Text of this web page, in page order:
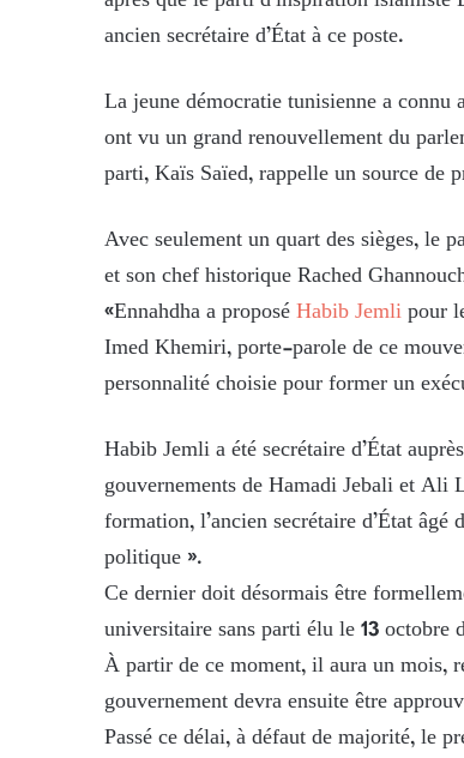
ancien secrétaire d’État à ce poste.
La jeune démocratie tunisienne a
ont vu un grand renouvellement du
parti, Kaïs Saïed, rappelle un source de
Avec seulement un quart des sièges, le
et son chef historique Rached
«Ennahdha a proposéHabib Jemlipour
Imed Khemiri, porte-parole de ce
personnalité choisie pour former un
Habib Jemli a été secrétaire d’État
gouvernements de Hamadi Jebali et Ali
formation, l’ancien secrétaire d’État âgé
politique ».
Ce dernier doit désormais être
universitaire sans parti élu le 13
À partir de ce moment, il aura un mois,
gouvernement devra ensuite être
Passé ce délai, à défaut de majorité, le